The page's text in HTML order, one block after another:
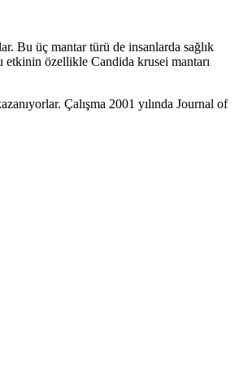
Bu üç mantar türü de insanlarda sağlık
etkinin özellikle Candida krusei mantarı
Çalışma 2001 yılında Journal of